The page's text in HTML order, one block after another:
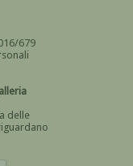
679
il consenso
delle